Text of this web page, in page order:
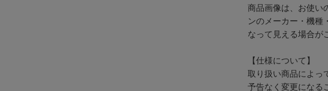
商品画像は、お使い
ンのメーカー・機種
なって見える場合が
【仕様について】
取り扱い商品によっ
予告なく変更になる